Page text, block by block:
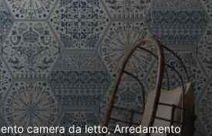
camera da letto,Arredamento